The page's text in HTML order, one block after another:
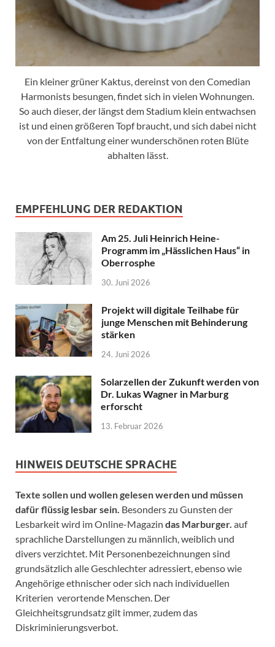
Ein kleiner grüner Kaktus, dereinst von den Comedian
Harmonists besungen, findet sich in vielen Wohnungen.
So auch dieser, der längst dem Stadium klein entwachsen
ist und einen größeren Topf braucht, und sich dabei nicht
von der Entfaltung einer wunderschönen roten Blüte
abhalten lässt.
EMPFEHLUNG DER REDAKTION
Am 25. Juli Heinrich Heine-
Programm im „Hässlichen Haus“ in
Oberrosphe
30. Juni 2026
Projekt will digitale Teilhabe für
junge Menschen mit Behinderung
stärken
24. Juni 2026
Solarzellen der Zukunft werden von
Dr. Lukas Wagner in Marburg
erforscht
13. Februar 2026
HINWEIS DEUTSCHE SPRACHE
Texte sollen und wollen gelesen werden und müssen
dafür flüssig lesbar sein. Besonders zu Gunsten der
Lesbarkeit wird im Online-Magazin das Marburger. auf
sprachliche Darstellungen zu männlich, weiblich und
divers verzichtet. Mit Personenbezeichnungen sind
grundsätzlich alle Geschlechter adressiert, ebenso wie
Angehörige ethnischer oder sich nach individuellen
Kriterien verortende Menschen. Der
Gleichheitsgrundsatz gilt immer, zudem das
Diskriminierungsverbot.